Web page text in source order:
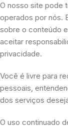
O nosso site pode
operados por nós.
sobre o conteúdo
aceitar
privacidade.
Você é livre para
pessoais,
dos serviços
O uso continuado